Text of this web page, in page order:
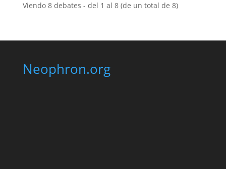
Viendo 8 debates - del 1 al 8 (de un total de 8)
Neophron.org